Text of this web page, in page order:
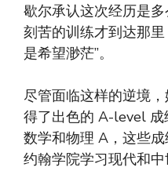
歇尔承认这次经历是
刻苦的训练才到达那
是希望渺茫”。
尽管面临这样的逆境
得了出色的 A-level 成
数学和物理 A，这些
约翰学院学习现代和中